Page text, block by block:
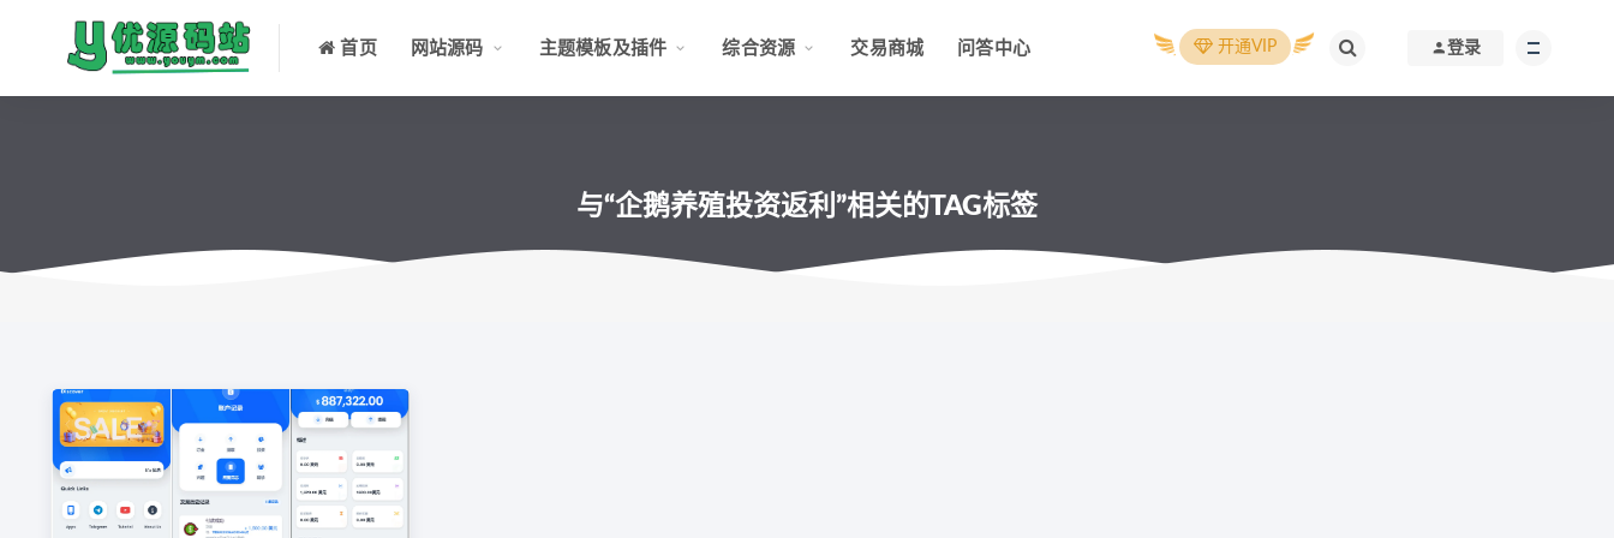
首页 网站源码 主题模板及插件 综合资源 交易商城 问答中心 开通VIP 登录
与“企鹅养殖投资返利”相关的TAG标签